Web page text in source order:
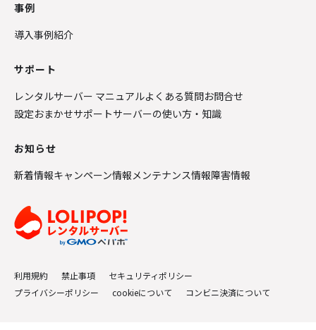
事例
導入事例紹介
サポート
レンタルサーバー マニュアルよくある質問お問合せ
設定おまかせサポートサーバーの使い方・知識
お知らせ
新着情報キャンペーン情報メンテナンス情報障害情報
利用規約 禁止事項
セキュリティポリシー
プライバシーポリシー
cookieについて コンビニ決済について